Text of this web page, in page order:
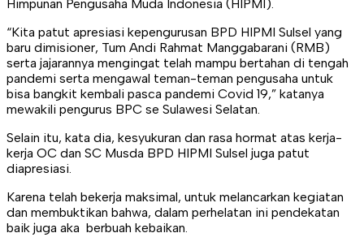
Himpunan Pengusaha Muda Indonesia (HIPMI).
“Kita patut apresiasi kepengurusan BPD HIPMI Sulsel yang
baru dimisioner, Tum Andi Rahmat Manggabarani (RMB)
serta jajarannya mengingat telah mampu bertahan di tengah
pandemi serta mengawal teman-teman pengusaha untuk
bisa bangkit kembali pasca pandemi Covid 19,” katanya
mewakili pengurus BPC se Sulawesi Selatan.
Selain itu, kata dia, kesyukuran dan rasa hormat atas kerja-
kerja OC dan SC Musda BPD HIPMI Sulsel juga patut
diapresiasi.
Karena telah bekerja maksimal, untuk melancarkan kegiatan
dan membuktikan bahwa, dalam perhelatan ini pendekatan
baik juga aka berbuah kebaikan.